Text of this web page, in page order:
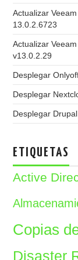
Actualizar
13.0.2.6723
Actualizar
v13.0.2.29
Desplegar
Desplegar
Desplegar
ETIQUETAS
Active
Copias
Disaster